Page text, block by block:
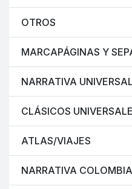
OTROS
MARCAPÁGINAS Y
NARRATIVA UNIVERSAL
CLÁSICOS
ATLAS/VIAJES
NARRATIVA